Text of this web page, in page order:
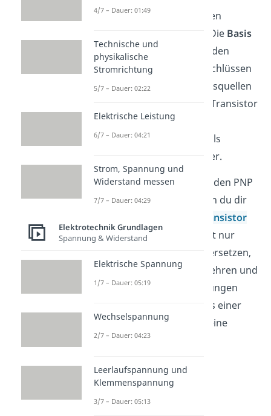
Jede Schicht bekommt einen
Anschluss nach draußen: Die Basis
(B), denKollektor
(C) und den
Emitter(E). An diesen Anschlüssen
kannst du dann Spannungsquellen
anschließen, um den PNP Transistor
nach deinen Wünschen zu
verwenden; zum Beispiel als
Verstärker oder als Schalter.
Am einfachsten kannst du den PNP
Transistor verstehen, wenn du dir
NPN Transistor
angesehen hast. Du musst nur
durch Löcher ersetzen,
die Stromrichtungen umkehren und
die Polaritäten der Spannungen
vertauschen (das heißt aus einer
positiven Spannung wird eine
negative Spannung und
4/7 – Dauer: 01:49
Technische und
physikalische
Stromrichtung
5/7 – Dauer: 02:22
Elektrische Leistung
6/7 – Dauer: 04:21
Strom, Spannung und
Widerstand messen
7/7 – Dauer: 04:29
Elektrotechnik Grundlagen
Spannung & Widerstand
Elektrische Spannung
1/7 – Dauer: 05:19
Wechselspannung
2/7 – Dauer: 04:23
Leerlaufspannung und
Klemmenspannung
3/7 – Dauer: 05:13